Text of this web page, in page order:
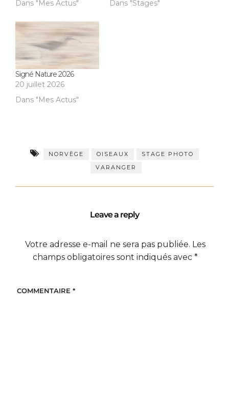
Dans "Mes Actus"
Dans "Stages"
Signé Nature 2026
20 juillet 2026
Dans "Mes Actus"
NORVÈGE OISEAUX
STAGE PHOTO
VARANGER
Leave a reply
Votre adresse e-mail ne sera pas publiée. Les
champs obligatoires sont indiqués avec *
COMMENTAIRE *